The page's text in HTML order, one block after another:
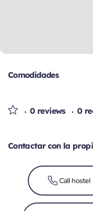
Comodidades
0 reviews 0
Contactar con la
Call hostel